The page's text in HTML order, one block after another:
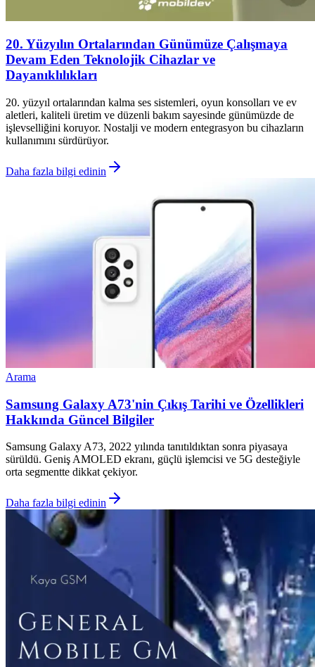
20. Yüzyılın Ortalarından Günümüze Çalışmaya
Devam Eden Teknolojik Cihazlar ve
Dayanıklılıkları
20. yüzyıl ortalarından kalma ses sistemleri, oyun konsolları ve ev
aletleri, kaliteli üretim ve düzenli bakım sayesinde günümüzde de
işlevselliğini koruyor. Nostalji ve modern entegrasyon bu cihazların
kullanımını sürdürüyor.
Daha fazla bilgi edinin
Arama
Samsung Galaxy A73'nin Çıkış Tarihi ve Özellikleri
Hakkında Güncel Bilgiler
Samsung Galaxy A73, 2022 yılında tanıtıldıktan sonra piyasaya
sürüldü. Geniş AMOLED ekranı, güçlü işlemcisi ve 5G desteğiyle
orta segmentte dikkat çekiyor.
Daha fazla bilgi edinin